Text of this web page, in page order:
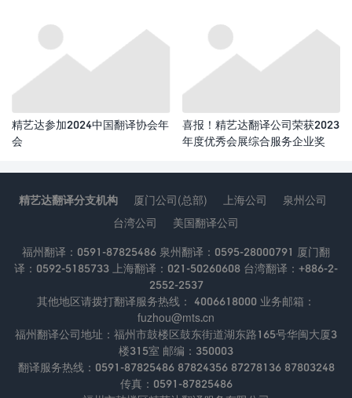
精艺达参加2024中国翻译协会年
会
喜报！精艺达翻译公司荣获2023
年度优秀会展综合服务企业奖
精艺达翻译分支机构 厦门公司(总部) 上海公司
泉州公司
台湾公司
美国翻译公司
福州翻译：0591-87825486 泉州翻译：0595-28000791 厦门翻
译：0592-5185733 上海翻译：021-50260608 台湾翻译：+886-2-
2552-2537
其他地区请拨打翻译服务热线： 4006618000 业务邮箱：
fuzhou@mts.cn
福州翻译公司地址：福州市鼓楼区鼓东街道湖东路165号华闽大厦3
楼315室 邮编：350003
翻译服务热线：0591-87825486 87824356 87278136 87803248
传真：0591-87825486